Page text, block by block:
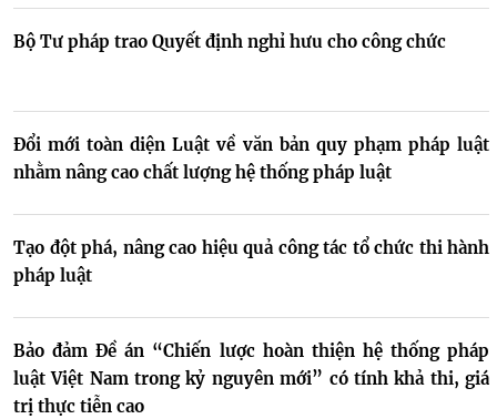
Bộ Tư pháp trao Quyết định nghỉ hưu cho công chức
Đổi mới toàn diện Luật về văn bản quy phạm pháp luật
nhằm nâng cao chất lượng hệ thống pháp luật
Tạo đột phá, nâng cao hiệu quả công tác tổ chức thi hành
pháp luật
Bảo đảm Đề án “Chiến lược hoàn thiện hệ thống pháp
luật Việt Nam trong kỷ nguyên mới” có tính khả thi, giá
trị thực tiễn cao